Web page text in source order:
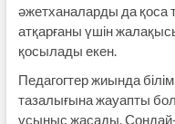
әжетханаларды да
атқарғаны үшін
қосылады екен.
Педагогтер жиында
тазалығына жауапты
ұсыныс жасады.